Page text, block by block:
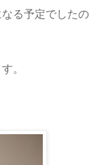
なる予定でしたの
。